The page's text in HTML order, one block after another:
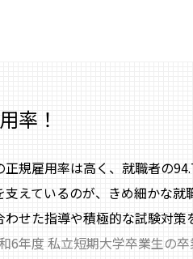
率！
規雇用率は高く、就職者の
えているのが、きめ細かな就
せた指導や積極的な試験対策
6年度 私立短期大学卒業生の